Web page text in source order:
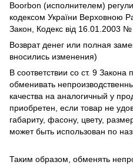
Boorbon (исполнителем)
кодексом України Верховною
Закон, Кодекс від 16.01.2003
Возврат денег или полная
вносились изменения)
В соответствии со ст. 9
обменивать
качества на аналогичный у
приобретен, если товар не
габариту, фасону, цвету,
может быть использован по
Таким образом, обменять